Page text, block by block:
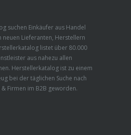
suchen Einkäufer aus Handel
neuen Lieferanten, Herstellern
listet über 80.000
aus nahezu allen
Herstellerkatalog ist zu einem
bei der täglichen Suche nach
Firmen im B2B geworden.